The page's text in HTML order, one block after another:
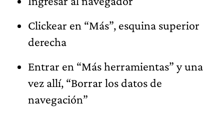
Clickear en “Más”, esquina superior
derecha
Entrar en “Más herramientas” y una
vez allí, “Borrar los datos de
navegación”